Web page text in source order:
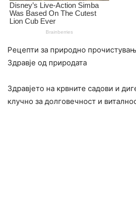
Рецепти за природно
Здравје од природата
Здравјето на крвните садови и
клучно за долговечност и